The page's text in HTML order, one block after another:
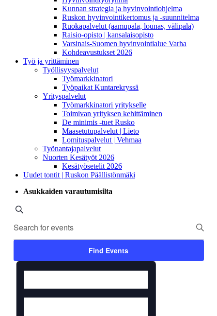
Kunnan strategia ja hyvinvointiohjelma
Ruskon hyvinvointikertomus ja -suunnitelma
Ruokapalvelut (aamupala, lounas, välipala)
Raisio-opisto | kansalaisopisto
Varsinais-Suomen hyvinvointialue Varha
Kohdeavustukset 2026
Työ ja yrittäminen
Työllisyyspalvelut
Työmarkkinatori
Työpaikat Kuntarekryssä
Yrityspalvelut
Työmarkkinatori yritykselle
Toimivan yrityksen kehittäminen
De minimis -tuet Rusko
Maasetutupalvelut | Lieto
Lomituspalvelut | Vehmaa
Työnantajapalvelut
Nuorten Kesätyöt 2026
Kesätyösetelit 2026
Uudet tontit | Ruskon Päällistönmäki
Asukkaiden varautumisilta
Events
Search
Navigation
Search
Keyword.
by
Keyword.
Find Events
Event
Navigation